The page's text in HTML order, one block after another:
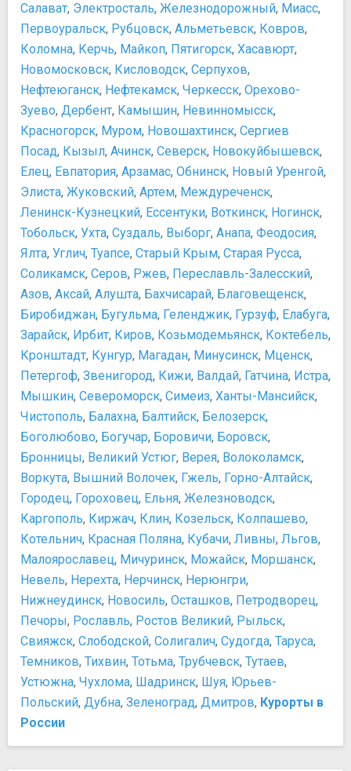
Салават, Электросталь, Железнодорожный, Миасс,
Первоуральск, Рубцовск, Альметьевск, Ковров,
Коломна, Керчь, Майкоп, Пятигорск, Хасавюрт,
Новомосковск, Кисловодск, Серпухов,
Нефтеюганск, Нефтекамск, Черкесск, Орехово-
Зуево, Дербент, Камышин, Невинномысск,
Красногорск, Муром, Новошахтинск, Сергиев
Посад, Кызыл, Ачинск, Северск, Новокуйбышевск,
Елец, Евпатория, Арзамас, Обнинск, Новый Уренгой,
Элиста, Жуковский, Артем, Междуреченск,
Ленинск-Кузнецкий, Ессентуки, Воткинск, Ногинск,
Тобольск, Ухта, Суздаль, Выборг, Анапа, Феодосия,
Ялта, Углич, Туапсе, Старый Крым, Старая Русса,
Соликамск, Серов, Ржев, Переславль-Залесский,
Азов, Аксай, Алушта, Бахчисарай, Благовещенск,
Биробиджан, Бугульма, Геленджик, Гурзуф, Елабуга,
Зарайск, Ирбит, Киров, Козьмодемьянск, Коктебель,
Кронштадт, Кунгур, Магадан, Минусинск, Мценск,
Петергоф, Звенигород, Кижи, Валдай, Гатчина, Истра,
Мышкин, Североморск, Симеиз, Ханты-Мансийск,
Чистополь, Балахна, Балтийск, Белозерск,
Боголюбово, Богучар, Боровичи, Боровск,
Бронницы, Великий Устюг, Верея, Волоколамск,
Воркута, Вышний Волочек, Гжель, Горно-Алтайск,
Городец, Гороховец, Ельня, Железноводск,
Каргополь, Киржач, Клин, Козельск, Колпашево,
Котельнич, Красная Поляна, Кубачи, Ливны, Льгов,
Малоярославец, Мичуринск, Можайск, Моршанск,
Невель, Нерехта, Нерчинск, Нерюнгри,
Нижнеудинск, Новосиль, Осташков, Петродворец,
Печоры, Рославль, Ростов Великий, Рыльск,
Свияжск, Слободской, Солигалич, Судогда, Таруса,
Темников, Тихвин, Тотьма, Трубчевск, Тутаев,
Устюжна, Чухлома, Шадринск, Шуя, Юрьев-
Польский, Дубна, Зеленоград, Дмитров, Курорты в
России